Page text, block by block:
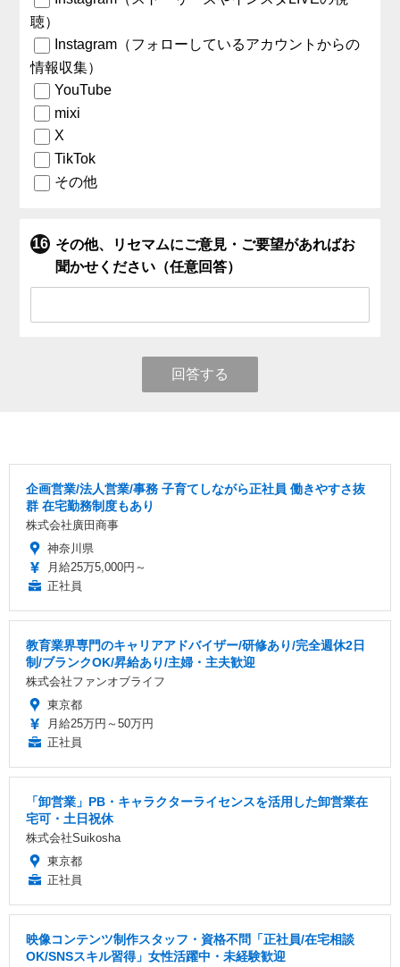
聴）
Instagram（フォローしているアカウントからの
情報収集）
YouTube
mixi
X
TikTok
その他
その他、リセマムにご意見・ご要望があればお
聞かせください（任意回答）
回答する
企画営業/法人営業/事務 子育てしながら正社員 働きやすさ抜
群 在宅勤務制度もあり
株式会社廣田商事
神奈川県
月給25万5,000円～
正社員
教育業界専門のキャリアアドバイザー/研修あり/完全週休2日
制/ブランクOK/昇給あり/主婦・主夫歓迎
株式会社ファンオブライフ
東京都
月給25万円～50万円
正社員
「卸営業」PB・キャラクターライセンスを活用した卸営業在
宅可・土日祝休
株式会社Suikosha
東京都
正社員
映像コンテンツ制作スタッフ・資格不問「正社員/在宅相談
OK/SNSスキル習得」女性活躍中・未経験歓迎